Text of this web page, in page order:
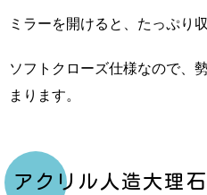
ミラーを開けると、たっぷり
ソフトクローズ仕様なので、
まります。
アクリル人造大理